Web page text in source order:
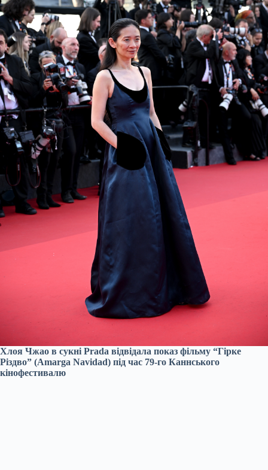
Хлоя Чжао в сукні Prada відвідала показ фільму “Гірке
Різдво” (Amarga Navidad) під час 79-го Каннського
кінофестивалю